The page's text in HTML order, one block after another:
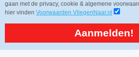
gaan met de privacy, cookie & algemene
hier vinden Voorwaarden VliegenNaar.nl
Aanmelden!